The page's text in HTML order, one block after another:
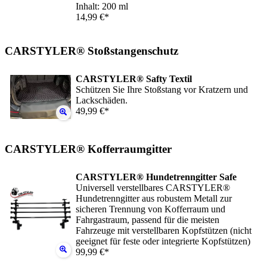
Inhalt: 200 ml
14,99 €*
CARSTYLER® Stoßstangenschutz
CARSTYLER® Safty Textil
Schützen Sie Ihre Stoßstang vor Kratzern und
Lackschäden.
49,99 €*
CARSTYLER® Kofferraumgitter
CARSTYLER® Hundetrenngitter Safe
Universell verstellbares CARSTYLER®
Hundetrenngitter aus robustem Metall zur
sicheren Trennung von Kofferraum und
Fahrgastraum, passend für die meisten
Fahrzeuge mit verstellbaren Kopfstützen (nicht
geeignet für feste oder integrierte Kopfstützen)
99,99 €*